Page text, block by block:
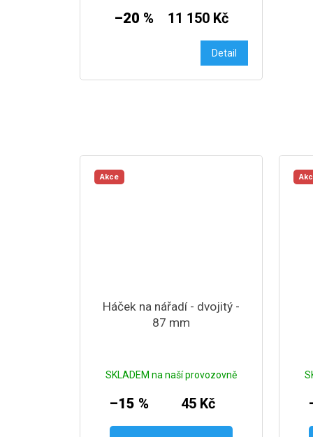
–20 % 11 150 Kč
Detail
Akce
Háček na nářadí - dvojitý -
87 mm
SKLADEM na naší provozovně
–15 % 45 Kč